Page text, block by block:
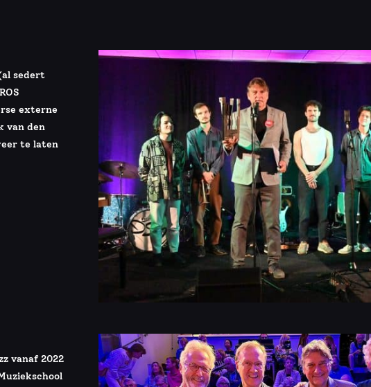
sedert
externe
van den
te laten
vanaf 2022